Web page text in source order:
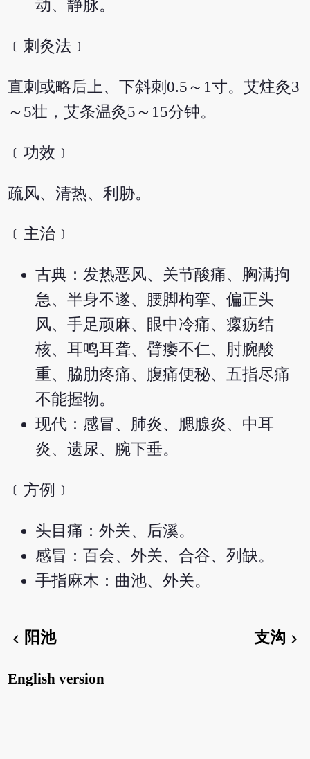
动、静脉。
﹝刺灸法﹞
直刺或略后上、下斜刺0.5～1寸。艾炷灸3
～5壮，艾条温灸5～15分钟。
﹝功效﹞
疏风、清热、利胁。
﹝主治﹞
古典：发热恶风、关节酸痛、胸满拘
急、半身不遂、腰脚枸挛、偏正头
风、手足顽麻、眼中冷痛、瘰疬结
核、耳鸣耳聋、臂痿不仁、肘腕酸
重、脇肋疼痛、腹痛便秘、五指尽痛
不能握物。
现代：感冒、肺炎、腮腺炎、中耳
炎、遗尿、腕下垂。
﹝方例﹞
头目痛：外关、后溪。
感冒：百会、外关、合谷、列缺。
手指麻木：曲池、外关。
chevron_left 阳池 支沟 chevron_right
English version